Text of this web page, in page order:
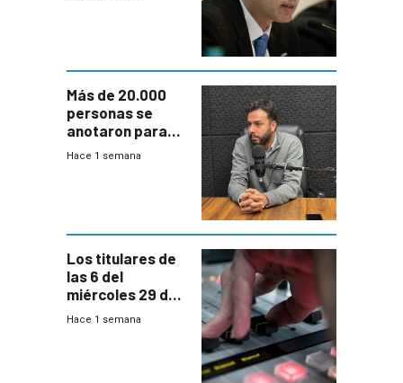
Más de 20.000
personas se
anotaron para
las pruebas
Hace 1 semana
Los titulares de
las 6 del
miércoles 29 de
julio de 2026
Hace 1 semana